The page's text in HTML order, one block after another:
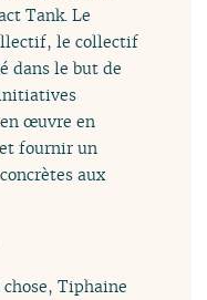
Tank. Le
le collectif
dans le but de
œuvre en
fournir un
aux
Tiphaine